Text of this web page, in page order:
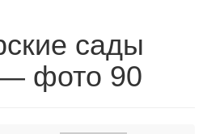
сады
фото 90